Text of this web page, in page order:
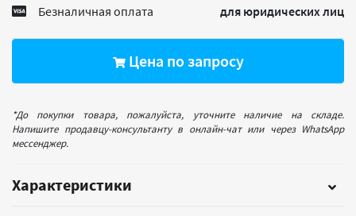
Безналичная оплата для юридических лиц
Цена по запросу
*До покупки товара, пожалуйста, уточните наличие на складе.
Напишите продавцу-консультанту в онлайн-чат или через WhatsApp
мессенджер.
Характеристики